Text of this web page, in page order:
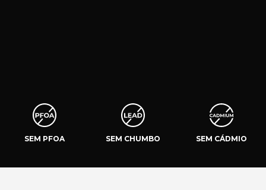
SEM PFOA SEM CHUMBO SEM CÁDMIO